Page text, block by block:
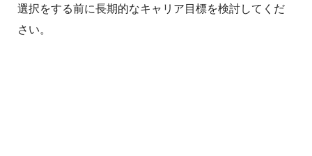
選択をする前に長期的なキャリア目標を検討してくだ
さい。